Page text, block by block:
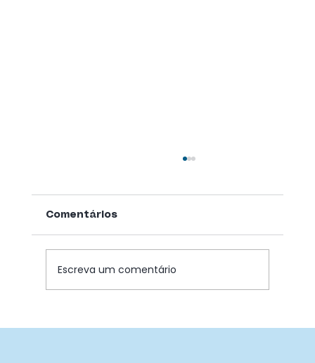
Comentários
Escreva um comentário